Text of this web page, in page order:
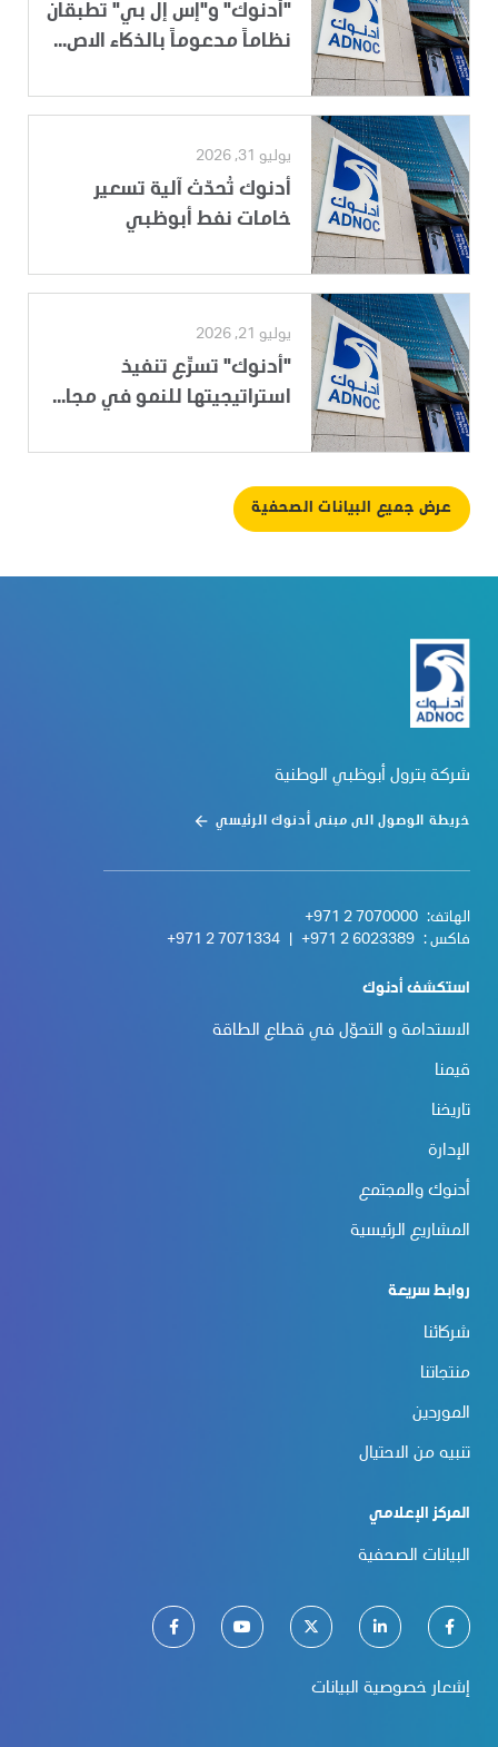
"أدنوك" و"إس إل بي" تطبقان
نظاماً مدعوماً بالذكاء الاص...
يوليو 31, 2026
أدنوك تُحدّث آلية تسعير
خامات نفط أبوظبي
يوليو 21, 2026
"أدنوك" تسرِّع تنفيذ
استراتيجيتها للنمو في مجا...
عرض جميع البيانات الصحفية
شركة بترول أبوظبي الوطنية
خريطة الوصول الى مبنى أدنوك الرئيسي
الهاتف: +971 2 7070000
فاكس : +971 2 6023389
+971 2 7071334
استكشف أدنوك
الاستدامة و التحوّل في قطاع الطاقة
قيمنا
تاريخنا
الإدارة
أدنوك والمجتمع
المشاريع الرئيسية
روابط سريعة
شركائنا
منتجاتنا
الموردين
تنبيه من الاحتيال
المركز الإعلامي
البيانات الصحفية
إشعار خصوصية البيانات